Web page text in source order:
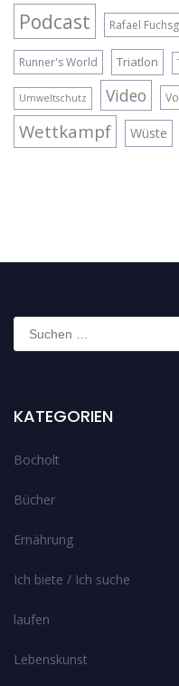
Podcast Rafael
Runner's World Triatlon
Umweltschutz Video
Wettkampf Wüste
Suchen
nach:
KATEGORIEN
Bocholt
Bücher
Ernährung
Ich biete / Ich suche
laufen
Lebenskunst